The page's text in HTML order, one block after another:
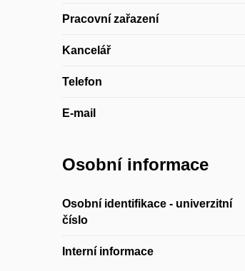
Pracovní zařazení
Kancelář
Telefon
E-mail
Osobní informace
Osobní identifikace - univerzitní
číslo
Interní informace